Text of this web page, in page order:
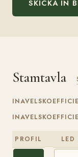
SKICKA IN
Stamtavla
PROFIL LED